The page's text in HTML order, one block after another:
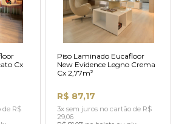
Cx
R$
Piso Laminado Eucafloor
New Evidence Legno Crema
Cx 2,77m²
3x sem juros no cartão de R$
29,06
R$ 81,07 no boleto ou pix